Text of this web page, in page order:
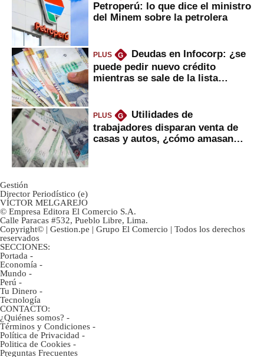
Petroperú: lo que dice el ministro
del Minem sobre la petrolera
PLUS G
Deudas en Infocorp: ¿se
puede pedir nuevo crédito
mientras se sale de la lista
PLUS G
Utilidades de
trabajadores disparan venta de
casas y autos, ¿cómo amasan
Gestión
Director Periodístico (e)
VÍCTOR MELGAREJO
© Empresa Editora El Comercio S.A.
Calle Paracas #532, Pueblo Libre, Lima.
Copyright© | Gestion.pe | Grupo El Comercio | Todos los derechos
reservados
SECCIONES:
Portada -
Economía -
Mundo -
Perú -
Tu Dinero -
Tecnología
CONTACTO:
¿Quiénes somos? -
Términos y Condiciones -
Política de Privacidad -
Politica de Cookies -
Preguntas Frecuentes